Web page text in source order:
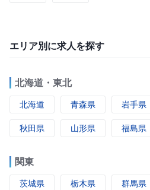
エリア別に求人を探す
北海道・東北
北海道 青森県 岩手県
秋田県 山形県 福島県
関東
茨城県 栃木県 群馬県